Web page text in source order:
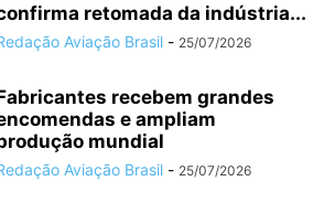
retomada da indústria...
Aviação Brasil - 25/07/2026
recebem grandes
e ampliam
mundial
Aviação Brasil - 25/07/2026